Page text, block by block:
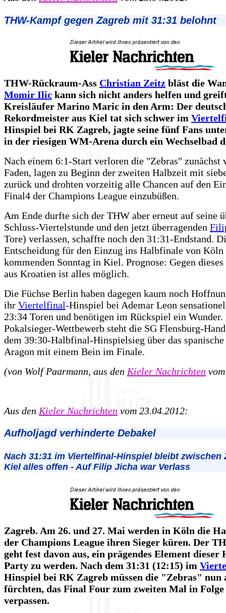
THW-Kampf gegen Zagreb mit 31:31 belohnt
THW-Rückraum-Ass Christian Zeitz bläst die
Momir Ilic kann sich nicht anders helfen und
Kreisläufer Marino Maric in den Arm: Der
Rekordmeister aus Kiel tat sich schwer im
Hinspiel bei RK Zagreb, jagte seine fünf Fans
in der riesigen WM-Arena durch ein Wechselbad
Nach einem 6:1-Start verloren die "Zebras" zunächst
Faden, lagen zu Beginn der zweiten Halbzeit mit
zurück und drohten vorzeitig alle Chancen auf den
Final4 der Champions League einzubüßen.
Am Ende durfte sich der THW aber erneut auf seine
Schluss-Viertelstunde und den jetzt überragenden
Tore) verlassen, schaffte noch den 31:31-Endstand.
Entscheidung für den Einzug ins Halbfinale von
kommenden Sonntag in Kiel. Prognose: Gegen dieses
aus Kroatien ist alles möglich.
Die Füchse Berlin haben dagegen kaum noch
ihr Viertelfinal-Hinspiel bei Ademar Leon
23:34 Toren und benötigen im Rückspiel ein
Pokalsieger-Wettbewerb steht die SG Flensburg-
dem 39:30-Halbfinal-Hinspielsieg über das spanische
Aragon mit einem Bein im Finale.
(von Wolf Paarmann, aus den Kieler Nachrichten
Aus den Kieler Nachrichten vom 23.04.2012:
Aufholjagd verhinderte Debakel
Nach 31:31 im Viertelfinal-Hinspiel bleibt zwischen
Kiel alles offen - Auf Filip Jicha war Verlass
Zagreb. Am 26. und 27. Mai werden in Köln die
der Champions League ihren Sieger küren. Der
geht fest davon aus, ein prägendes Element dieser
Party zu werden. Nach dem 31:31 (12:15) im
Hinspiel bei RK Zagreb müssen die "Zebras" nun
fürchten, das Final Four zum zweiten Mal in Folge
verpassen.